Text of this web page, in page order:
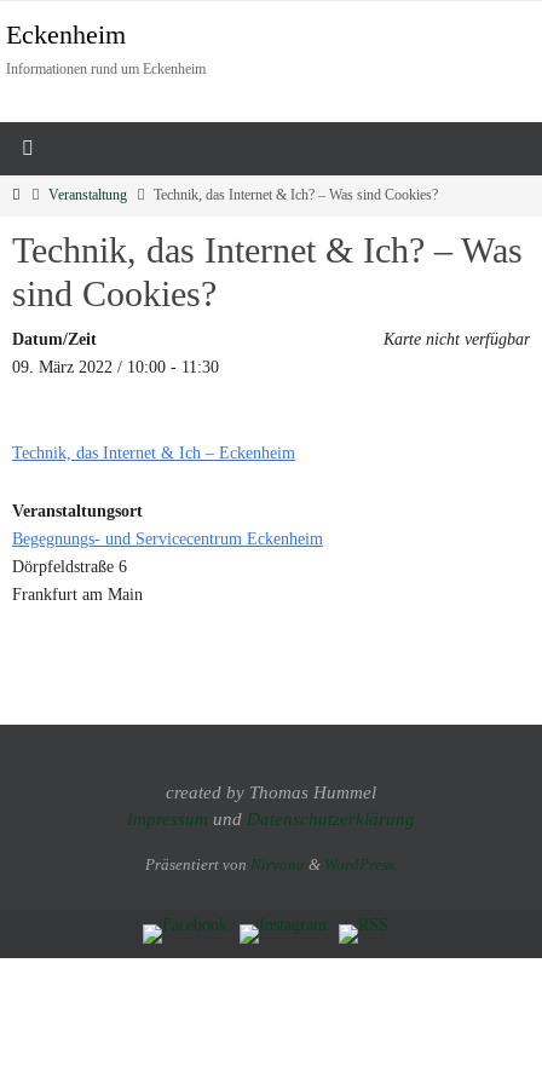
Eckenheim
Informationen rund um Eckenheim
Veranstaltung Technik, das Internet & Ich? – Was sind Cookies?
Technik, das Internet & Ich? – Was
sind Cookies?
Karte nicht verfügbar
Datum/Zeit
09. März 2022 / 10:00 - 11:30
Technik, das Internet & Ich – Eckenheim
Veranstaltungsort
Begegnungs- und Servicecentrum Eckenheim
Dörpfeldstraße 6
Frankfurt am Main
created by Thomas Hummel
Impressum und Datenschutzerklärung
Präsentiert von Nirvana & WordPress.